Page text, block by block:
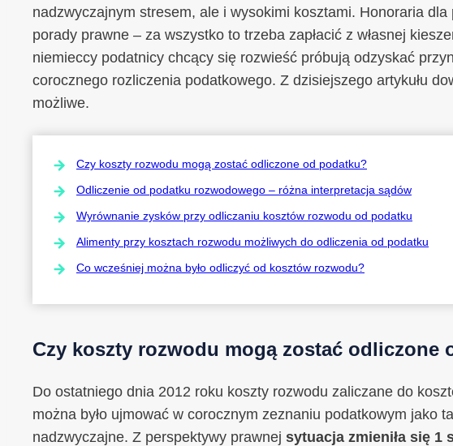
nadzwyczajnym stresem, ale i wysokimi kosztami. Honoraria
porady prawne – za wszystko to trzeba zapłacić z własnej
niemieccy podatnicy chcący się rozwieść próbują odzyskać
corocznego rozliczenia podatkowego. Z dzisiejszego artykułu
możliwe.
Czy koszty rozwodu mogą zostać odliczone od podatku?
Odliczenie od podatku rozwodowego – różna interpretacja sądów
Wyrównanie zysków przy odliczaniu kosztów rozwodu od podatku
Alimenty przy kosztach rozwodu możliwych do odliczenia od podatku
Co wcześniej można było odliczyć od kosztów rozwodu?
Czy koszty rozwodu mogą zostać odliczone
Do ostatniego dnia 2012 roku koszty rozwodu zaliczane do
można było ujmować w corocznym zeznaniu podatkowym jako
nadzwyczajne. Z perspektywy prawnej sytuacja zmieniła się 1